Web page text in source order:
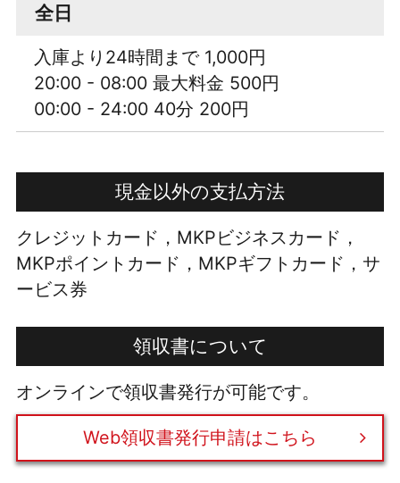
全日
入庫より24時間まで 1,000円
20:00 - 08:00 最大料金 500円
00:00 - 24:00 40分 200円
現金以外の支払方法
クレジットカード，MKPビジネスカード，
MKPポイントカード，MKPギフトカード，サ
ービス券
領収書について
オンラインで領収書発行が可能です。
Web領収書発行申請はこちら